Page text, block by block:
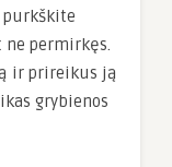
permirkęs.
ir prireikus ją
grybienos